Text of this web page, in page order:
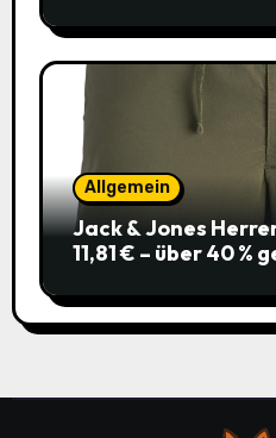
Allgemein
Jack & Jones
11,81 € – über 40 %